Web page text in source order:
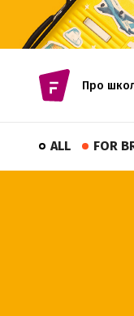
Про
ALL FOR